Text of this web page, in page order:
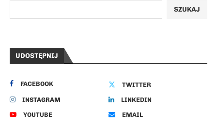
SZUKAJ
UDOSTĘPNIJ
FACEBOOK TWITTER
INSTAGRAM LINKEDIN
YOUTUBE EMAIL